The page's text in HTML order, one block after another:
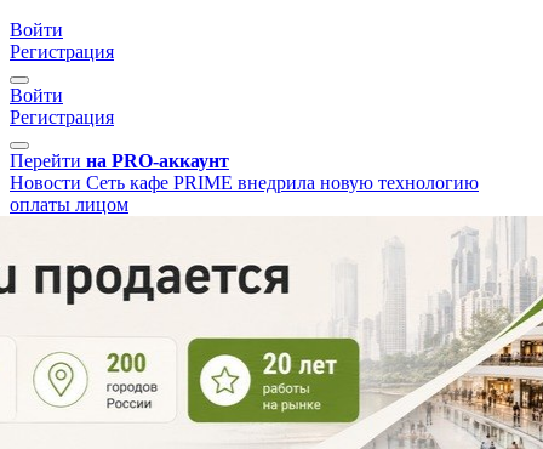
Войти
Регистрация
Войти
Регистрация
Перейти на PRO-аккаунт
Новости Сеть кафе PRIME внедрила новую технологию
оплаты лицом